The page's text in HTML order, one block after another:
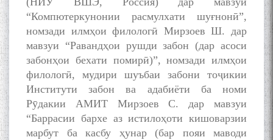
“Компютеркунонии расмулхати шуғнонӣ”,
номзади илмҳои филологӣ Мирзоев Ш. дар
мавзуи “Равандҳои рушди забон (дар асоси
забонҳои бехати помирӣ)”, номзади илмҳои
филологӣ, мудири шуъбаи забони тоҷикии
Институти забон ва адабиёти ба номи
Рӯдакии АМИТ Мирзоев С. дар мавзуи
“Баррасии бархе аз истилоҳоти кишоварзии
марбут ба касбу ҳунар (бар пояи маводи
МУТАФАККИР ВА ОРИФИ
ЗАБОНУ АДАБИ ТОҶИК
به عبارت دیگر: گفتگو با مومن
قناعت Mumin Qanoat